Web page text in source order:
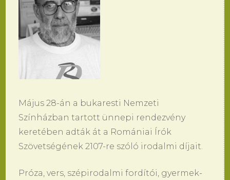
Május 28-án a bukaresti Nemzeti
Színházban tartott ünnepi rendezvény
keretében adták át a Romániai Írók
Szövetségének 2107-re szóló irodalmi díjait.
Próza, vers, szépirodalmi fordítói, gyermek-